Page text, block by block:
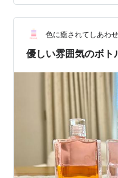
話して 海外公演も開催
私は、癒やされていま
などなど 名演目は、
に、疲れたら 一度、癒
色に癒されてしあわ
優しい雰囲気のボト